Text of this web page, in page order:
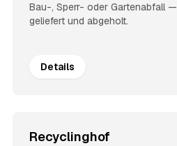
Bau-, Sperr- oder Gartenabfall —
geliefert und abgeholt.
Details
Recyclinghof